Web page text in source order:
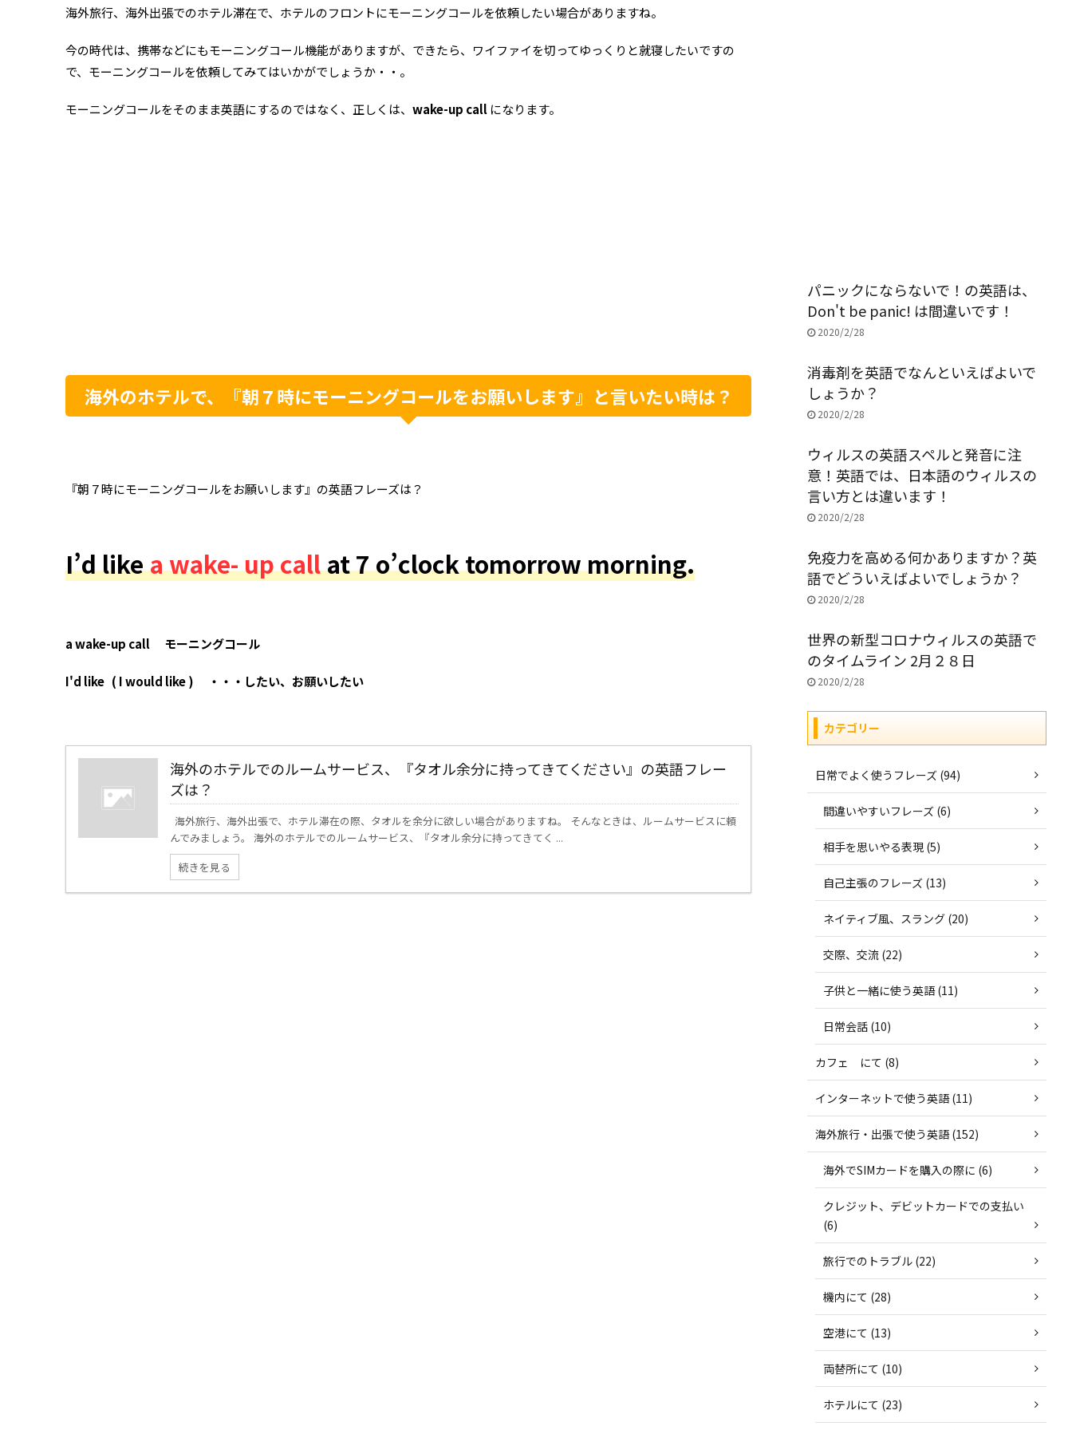
海外旅行、海外出張でのホテル滞在で、ホテルのフロントにモーニングコールを依頼したい場合がありますね。
今の時代は、携帯などにもモーニングコール機能がありますが、できたら、ワイファイを切ってゆっくりと就寝したいですの
で、モーニングコールを依頼してみてはいかがでしょうか・・。
モーニングコールをそのまま英語にするのではなく、正しくは、 wake-up call になります。
海外のホテルで、『朝７時にモーニングコールをお願いします』と言いたい時は？
『朝７時にモーニングコールをお願いします』の英語フレーズは？
I’d likea wake- up callat 7 o’clock tomorrow morning.
a wake-up call モーニングコール
I'd like ( I would like ) ・・・したい、お願いしたい
海外のホテルでのルームサービス、『タオル余分に持ってきてください』の英語フレー
ズは？
海外旅行、海外出張で、ホテル滞在の際、タオルを余分に欲しい場合がありますね。 そんなときは、ルームサービスに頼
んでみましょう。 海外のホテルでのルームサービス、『タオル余分に持ってきてく ...
続きを見る
パニックにならないで！の英語は、
Don't be panic! は間違いです！
2020/2/28
消毒剤を英語でなんといえばよいで
しょうか？
2020/2/28
ウィルスの英語スペルと発音に注
意！英語では、日本語のウィルスの
言い方とは違います！
2020/2/28
免疫力を高める何かありますか？英
語でどういえばよいでしょうか？
2020/2/28
世界の新型コロナウィルスの英語で
のタイムライン 2月２８日
2020/2/28
カテゴリー
日常でよく使うフレーズ (94)
間違いやすいフレーズ (6)
相手を思いやる表現 (5)
自己主張のフレーズ (13)
ネイティブ風、スラング (20)
交際、交流 (22)
子供と一緒に使う英語 (11)
日常会話 (10)
カフェ にて (8)
インターネットで使う英語 (11)
海外旅行・出張で使う英語 (152)
海外でSIMカードを購入の際に (6)
クレジット、デビットカードでの支払い
(6)
旅行でのトラブル (22)
機内にて (28)
空港にて (13)
両替所にて (10)
ホテルにて (23)